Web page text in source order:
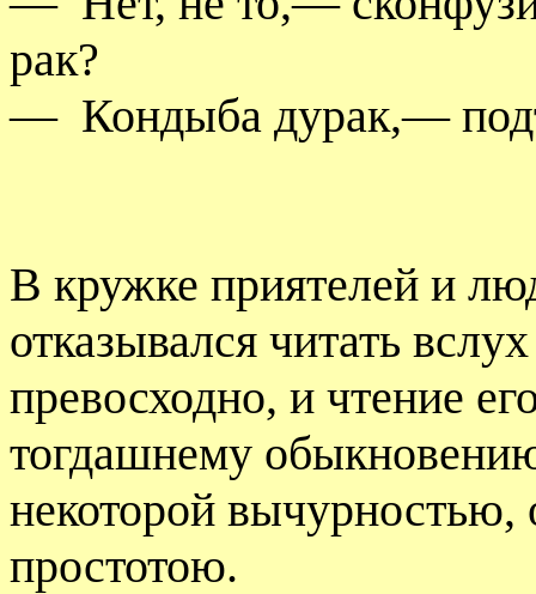
рак?
— Кондыба дурак,—
В кружке приятелей и
отказывался читать
превосходно, и чтение
тогдашнему
некоторой вычурностью,
простотою.